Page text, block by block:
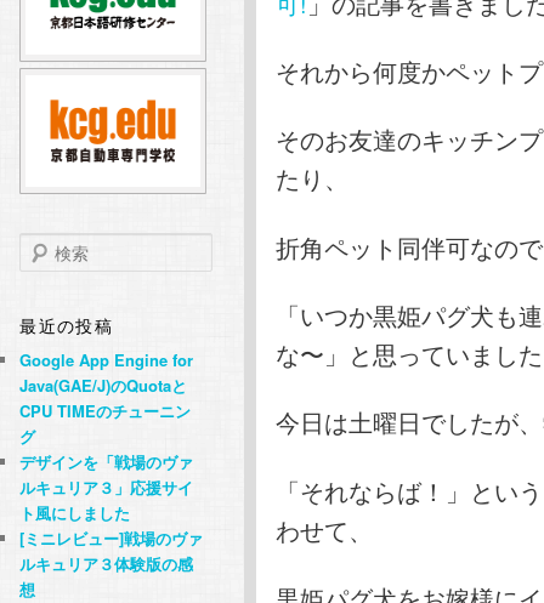
ツ
移
へ
動
それから何度かペット
そのお友達のキッチン
たり、
折角ペット同伴可なの
「いつか黒姫パグ犬も
な〜」と思っていまし
今日は土曜日でしたが
「それならば！」とい
わせて、
検
索
最近の投稿
Google App Engine for
Java(GAE/J)のQuotaと
CPU TIMEのチューニン
グ
デザインを「戦場のヴァ
ルキュリア３」応援サイ
ト風にしました
[ミニレビュー]戦場のヴァ
ルキュリア３体験版の感
想